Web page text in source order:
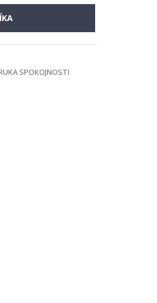
SPOKOJNOSTI